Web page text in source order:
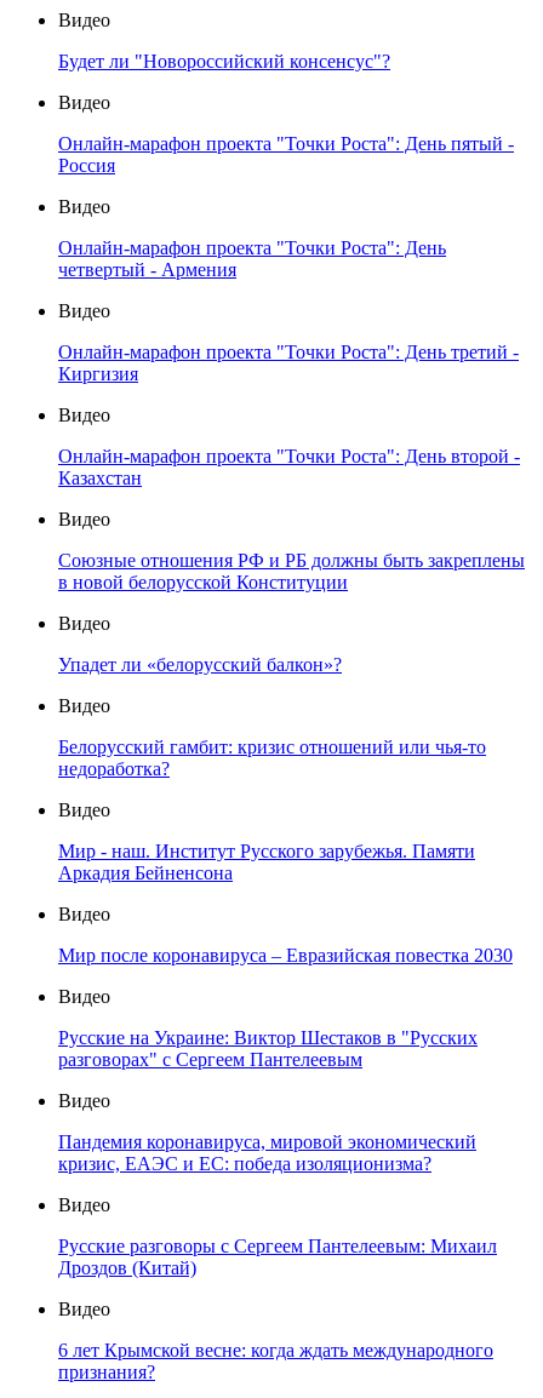
Видео
Будет ли "Новороссийский консенсус"?
Видео
Онлайн-марафон проекта "Точки Роста": День пятый -
Россия
Видео
Онлайн-марафон проекта "Точки Роста": День
четвертый - Армения
Видео
Онлайн-марафон проекта "Точки Роста": День третий -
Киргизия
Видео
Онлайн-марафон проекта "Точки Роста": День второй -
Казахстан
Видео
Союзные отношения РФ и РБ должны быть закреплены
в новой белорусской Конституции
Видео
Упадет ли «белорусский балкон»?
Видео
Белорусский гамбит: кризис отношений или чья-то
недоработка?
Видео
Мир - наш. Институт Русского зарубежья. Памяти
Аркадия Бейненсона
Видео
Мир после коронавируса – Евразийская повестка 2030
Видео
Русские на Украине: Виктор Шестаков в "Русских
разговорах" с Сергеем Пантелеевым
Видео
Пандемия коронавируса, мировой экономический
кризис, ЕАЭС и ЕС: победа изоляционизма?
Видео
Русские разговоры с Сергеем Пантелеевым: Михаил
Дроздов (Китай)
Видео
6 лет Крымской весне: когда ждать международного
признания?